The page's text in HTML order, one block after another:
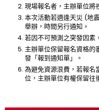
現場報名者，主辦單位將
本次活動若適逢天災 (地
舉辦，時間另行通知。
若因不可預測之突發因素
主辦單位保留報名資格
發「報到通知單」。
為避免資源泿費，若報名
位，主辦單位有權保留往